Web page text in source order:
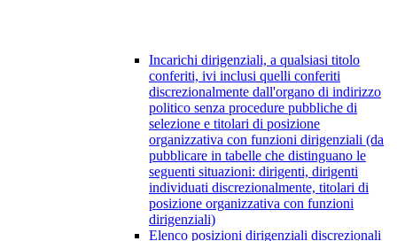
Incarichi dirigenziali, a qualsiasi titolo
conferiti, ivi inclusi quelli conferiti
discrezionalmente dall'organo di indirizzo
politico senza procedure pubbliche di
selezione e titolari di posizione
organizzativa con funzioni dirigenziali (da
pubblicare in tabelle che distinguano le
seguenti situazioni: dirigenti, dirigenti
individuati discrezionalmente, titolari di
posizione organizzativa con funzioni
dirigenziali)
Elenco posizioni dirigenziali discrezionali